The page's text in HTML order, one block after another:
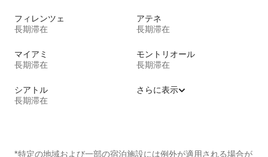
フィレンツェ
長期滞在
アテネ
長期滞在
マイアミ
長期滞在
モントリオール
長期滞在
シアトル
長期滞在
さらに表示
*特定の地域および一部の宿泊施設には例外が適用される場合が